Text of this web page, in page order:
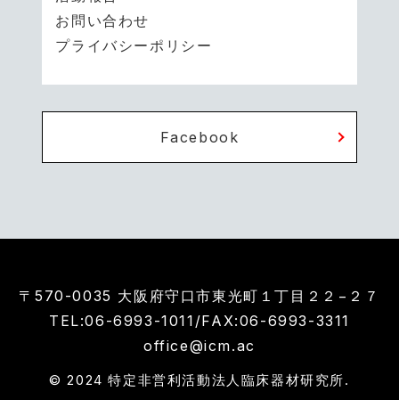
お問い合わせ
プライバシーポリシー
Facebook
〒570-0035 大阪府守口市東光町１丁目２２−２７
TEL:06-6993-1011 /FAX:06-6993-3311
office@icm.ac
© 2024 特定非営利活動法人臨床器材研究所.